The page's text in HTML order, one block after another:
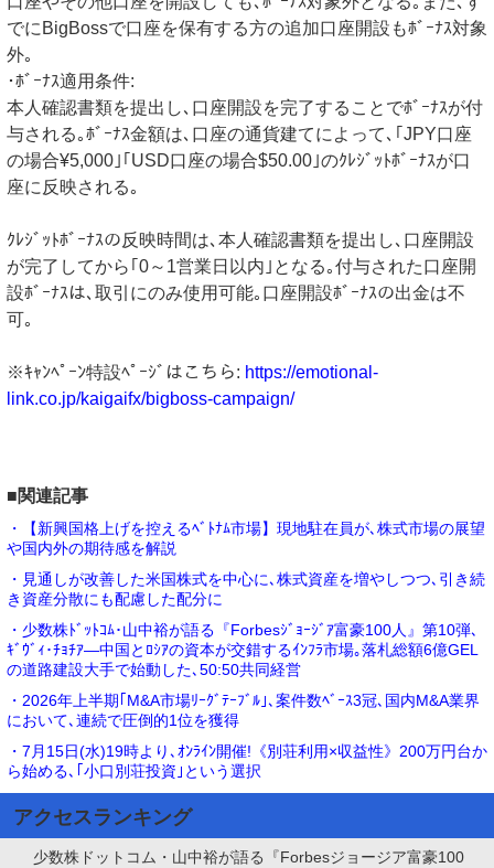
でにBigBossで口座を保有する方の追加口座開設もﾎﾞｰﾅｽ対象
外｡
･ﾎﾞｰﾅｽ適用条件:
本人確認書類を提出し､口座開設を完了することでﾎﾞｰﾅｽが付
与される｡ﾎﾞｰﾅｽ金額は､口座の通貨建てによって､｢JPY口座
の場合¥5,000｣｢USD口座の場合$50.00｣のｸﾚｼﾞｯﾄﾎﾞｰﾅｽが口
座に反映される｡
ｸﾚｼﾞｯﾄﾎﾞｰﾅｽの反映時間は､本人確認書類を提出し､口座開設
が完了してから｢0～1営業日以内｣となる｡付与された口座開
設ﾎﾞｰﾅｽは､取引にのみ使用可能｡口座開設ﾎﾞｰﾅｽの出金は不
可｡
※ｷｬﾝﾍﾟｰﾝ特設ﾍﾟｰｼﾞはこちら: https://emotional-
link.co.jp/kaigaifx/bigboss-campaign/
■関連記事
・【新興国格上げを控えるﾍﾞﾄﾅﾑ市場】現地駐在員が､株式市場の展望
や国内外の期待感を解説
・見通しが改善した米国株式を中心に､株式資産を増やしつつ､引き続
き資産分散にも配慮した配分に
・少数株ﾄﾞｯﾄｺﾑ･山中裕が語る『Forbesｼﾞｮｰｼﾞｱ富豪100人』第10弾､
ｷﾞｳﾞｨ･ﾁｮﾁｱ―中国とﾛｼｱの資本が交錯するｲﾝﾌﾗ市場｡落札総額6億GEL
の道路建設大手で始動した､50:50共同経営
・2026年上半期｢M&A市場ﾘｰｸﾞﾃｰﾌﾞﾙ｣､案件数ﾍﾞｰｽ3冠､国内M&A業界
において､連続で圧倒的1位を獲得
・7月15日(水)19時より､ｵﾝﾗｲﾝ開催!《別荘利用×収益性》200万円台か
ら始める､｢小口別荘投資｣という選択
アクセスランキング
少数株ドットコム・山中裕が語る『Forbesジョージア富豪100